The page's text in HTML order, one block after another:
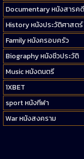
Documentary หนังสารคดี
History หนังประวัติศาสตร์
Family หนังครอบครัว
Biography หนังชีวประวัติ
Music หนังดนตรี
1XBET
sport หนังกีฬา
War หนังสงคราม